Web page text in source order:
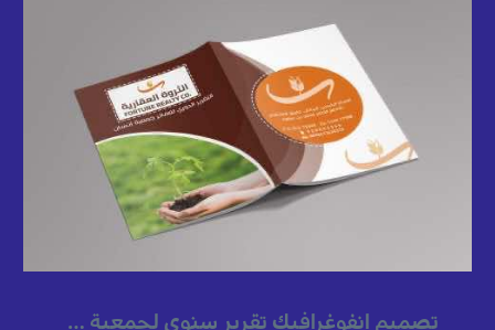
تصميم انفوغرافيك تقرير سنوي لجمعية خيريه سعودية